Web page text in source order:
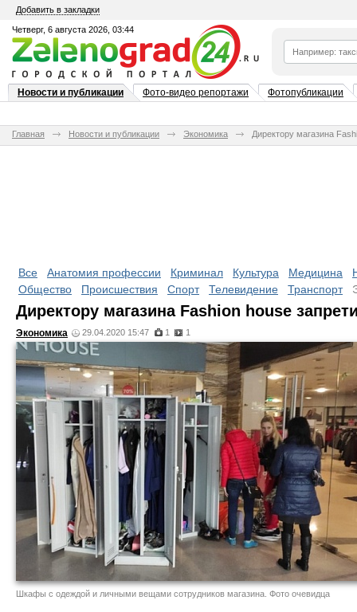
Добавить в закладки
Четверг, 6 августа 2026, 03:44
Новости и публикации Фото-видео репортажи Фотопубликации
Главная Новости и публикации Экономика Директору магазина
Все Анатомия профессии Криминал Культура Медицина
Общество
Происшествия Спорт Телевидение Транспорт
Директору магазина Fashion house
Экономика 29.04.2020 15:47 1 1
Шкафы с одеждой и личными вещами сотрудников магазина. Фото очевидца